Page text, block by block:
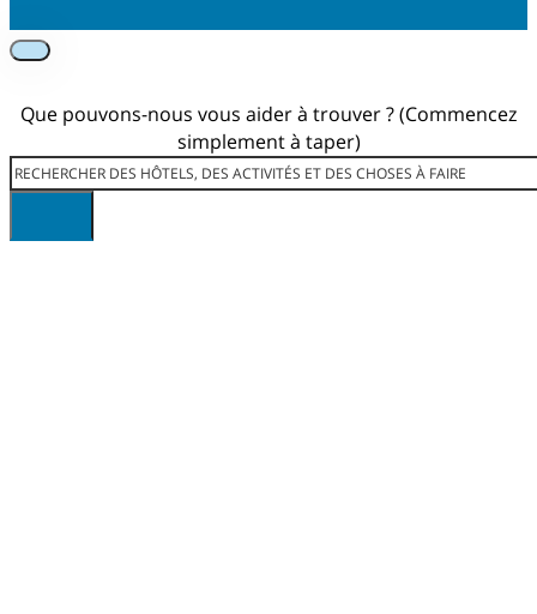
Que pouvons-nous vous aider à trouver ? (Commencez
simplement à taper)
Rechercher